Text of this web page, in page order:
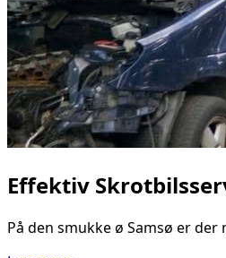
Effektiv
På den smukke ø Samsø er